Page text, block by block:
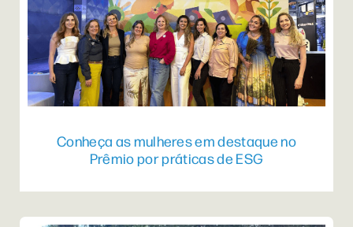
Conheça as mulheres em destaque no
Prêmio por práticas de ESG